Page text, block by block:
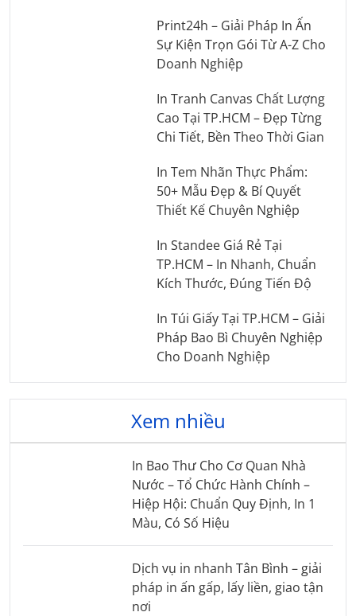
Print24h – Giải Pháp In Ấn
Sự Kiện Trọn Gói Từ A-Z Cho
Doanh Nghiệp
In Tranh Canvas Chất Lượng
Cao Tại TP.HCM – Đẹp Từng
Chi Tiết, Bền Theo Thời Gian
In Tem Nhãn Thực Phẩm:
50+ Mẫu Đẹp & Bí Quyết
Thiết Kế Chuyên Nghiệp
In Standee Giá Rẻ Tại
TP.HCM – In Nhanh, Chuẩn
Kích Thước, Đúng Tiến Độ
In Túi Giấy Tại TP.HCM – Giải
Pháp Bao Bì Chuyên Nghiệp
Cho Doanh Nghiệp
Xem nhiều
In Bao Thư Cho Cơ Quan Nhà
Nước – Tổ Chức Hành Chính –
Hiệp Hội: Chuẩn Quy Định, In 1
Màu, Có Số Hiệu
Dịch vụ in nhanh Tân Bình – giải
pháp in ấn gấp, lấy liền, giao tận
nơi